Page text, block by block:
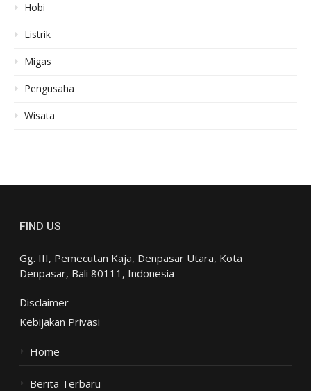
Hobi
Listrik
Migas
Pengusaha
Wisata
FIND US
Gg. III, Pemecutan Kaja, Denpasar Utara, Kota
Denpasar, Bali 80111, Indonesia
Disclaimer
Kebijakan Privasi
Home
Berita Terbaru